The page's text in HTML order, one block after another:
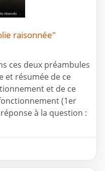
raisonnée"
ces deux préambules
et résumée de ce
et de ce
(1er
à la question :